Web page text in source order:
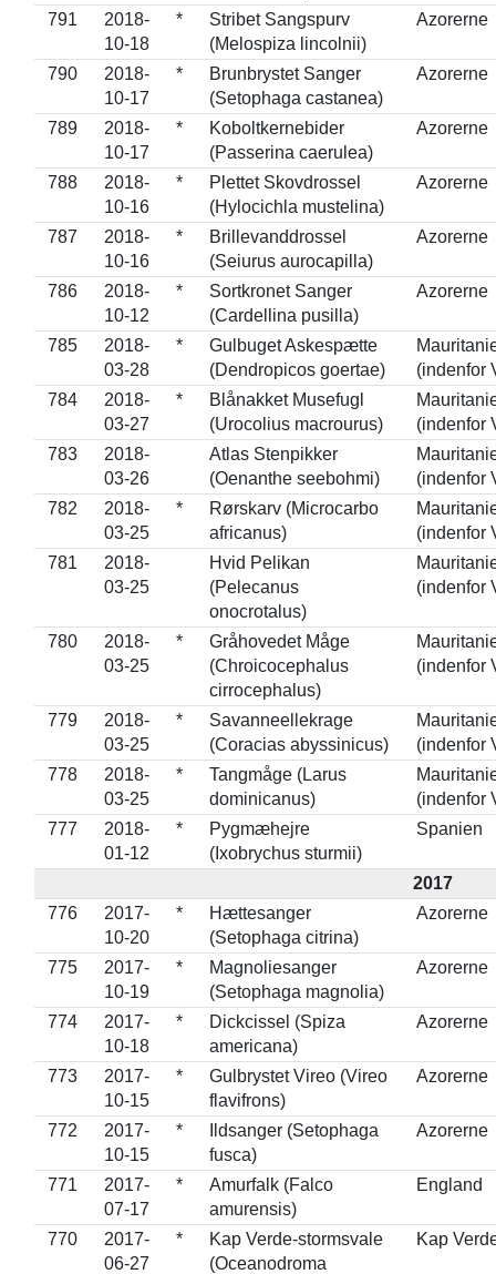
791
2018-
10-18
*
Stribet Sangspurv
(Melospiza lincolnii)
Azorerne
790
2018-
10-17
*
Brunbrystet Sanger
(Setophaga castanea)
Azorerne
789
2018-
10-17
*
Koboltkernebider
(Passerina caerulea)
Azorerne
788
2018-
10-16
*
Plettet Skovdrossel
(Hylocichla mustelina)
Azorerne
787
2018-
10-16
*
Brillevanddrossel
(Seiurus aurocapilla)
Azorerne
786
2018-
10-12
*
Sortkronet Sanger
(Cardellina pusilla)
Azorerne
785
2018-
03-28
*
Gulbuget Askespætte
(Dendropicos goertae)
(indenfor
784
2018-
03-27
*
Blånakket Musefugl
(Urocolius macrourus)
(indenfor
783
2018-
03-26
Atlas Stenpikker
(Oenanthe seebohmi)
(indenfor
782
2018-
03-25
*
Rørskarv (Microcarbo
africanus)
(indenfor
781
2018-
03-25
Hvid Pelikan
(Pelecanus
onocrotalus)
(indenfor
780
2018-
03-25
*
Gråhovedet Måge
(Chroicocephalus
cirrocephalus)
(indenfor
779
2018-
03-25
*
Savanneellekrage
(Coracias abyssinicus)
(indenfor
778
2018-
03-25
*
Tangmåge (Larus
dominicanus)
(indenfor
777
2018-
01-12
*
Pygmæhejre
(Ixobrychus sturmii)
Spanien
2017
776
2017-
10-20
*
Hættesanger
(Setophaga citrina)
Azorerne
775
2017-
10-19
*
Magnoliesanger
(Setophaga magnolia)
Azorerne
774
2017-
10-18
*
Dickcissel (Spiza
americana)
Azorerne
773
2017-
10-15
*
Gulbrystet Vireo (Vireo
flavifrons)
Azorerne
772
2017-
10-15
*
Ildsanger (Setophaga
fusca)
Azorerne
771
2017-
07-17
*
Amurfalk (Falco
amurensis)
England
770
2017-
06-27
*
Kap Verde-stormsvale
(Oceanodroma
Kap